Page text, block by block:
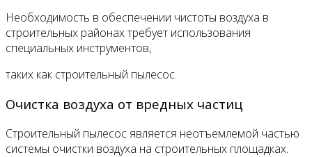
Необходимость в обеспечении чистоты воздуха в
строительных районах требует использования
специальных инструментов,
таких как строительный пылесос.
Очистка воздуха от вредных частиц
Строительный пылесос является неотъемлемой частью
системы очистки воздуха на строительных площадках.